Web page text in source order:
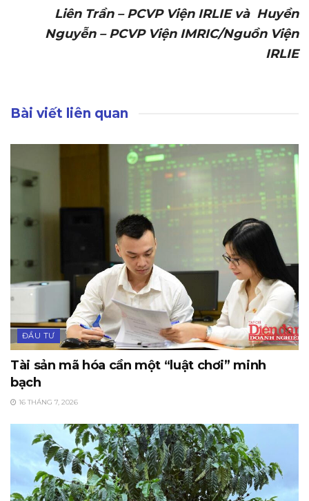
Liên Trần – PCVP Viện IRLIE và Huyền
Nguyễn – PCVP Viện IMRIC/Nguồn Viện
IRLIE
Bài viết liên quan
ĐẦU TƯ
Tài sản mã hóa cần một “luật chơi” minh
bạch
16 THÁNG 7, 2026